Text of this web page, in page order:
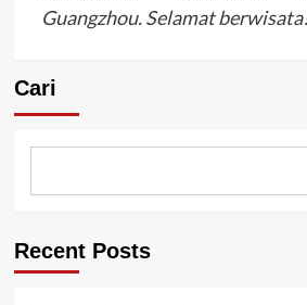
Guangzhou. Selamat
Cari
Recent Posts